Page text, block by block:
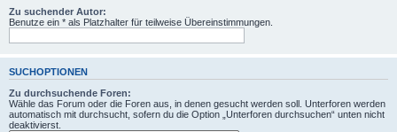
Zu suchender Autor:
Benutze ein * als Platzhalter für teilweise Übereinstimmungen.
SUCHOPTIONEN
Zu durchsuchende Foren:
Wähle das Forum oder die Foren aus, in denen gesucht werden soll. Unterforen werden
automatisch mit durchsucht, sofern du die Option „Unterforen durchsuchen“ unten nicht
deaktivierst.